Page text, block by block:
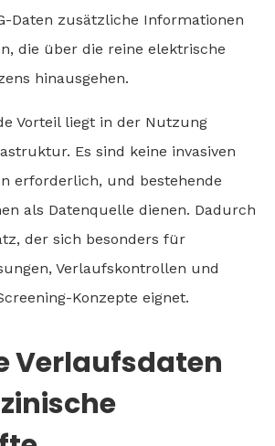
Daten zusätzliche Informationen
die über die reine elektrische
hinausgehen.
Vorteil liegt in der Nutzung
Es sind keine invasiven
erforderlich, und bestehende
als Datenquelle dienen. Dadurch
der sich besonders für
Verlaufskontrollen und
Konzepte eignet.
Verlaufsdaten